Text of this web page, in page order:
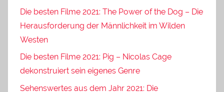
Die besten Filme 2021: The Power of the Dog – Die
Herausforderung der Männlichkeit im Wilden
Westen
Die besten Filme 2021: Pig – Nicolas Cage
dekonstruiert sein eigenes Genre
Sehenswertes aus dem Jahr 2021: Die